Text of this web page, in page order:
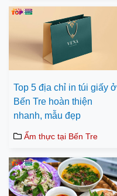
Top 5 địa chỉ in túi giấy ở
Bến Tre hoàn thiện
nhanh, mẫu đẹp
Ẩm thực tại Bến Tre